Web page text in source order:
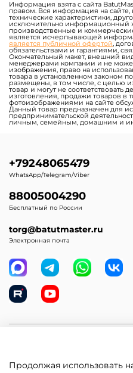
Информация взята с сайта
правом. Вся информация на
технические характеристики,
исключительно информационный
производственные и
является исчерпывающей
является публичной офертой,
обязательствами и гарантиями,
Окончательный макет, внешний вид
менеджерами компании и не
изображения, право на
товара в установленном законом
размещены, в том числе, с целью
товар и могут не соответствовать
изготовления, продажи товаров в
фотоизображениями на сайте
Данный товар предназначен для
предпринимательской
личным, семейным, домашним и
Клиентам
+79248065479
WhatsApp/Telegram/Viber
88005004290
Бесплатный по России
torg@batutmaster.ru
Электронная почта
Продолжая использовать